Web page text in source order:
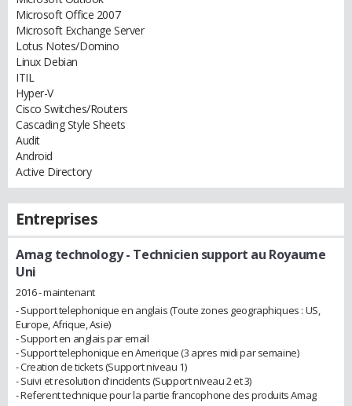
Microsoft Office 2007
Microsoft Exchange Server
Lotus Notes/Domino
Linux Debian
ITIL
Hyper-V
Cisco Switches/Routers
Cascading Style Sheets
Audit
Android
Active Directory
Entreprises
Amag technology- Technicien support au Royaume
Uni
2016 - maintenant
- Support telephonique en anglais (Toute zones geographiques : US,
Europe, Afrique, Asie)
- Support en anglais par email
- Support telephonique en Amerique (3 apres midi par semaine)
- Creation de tickets (Support niveau 1)
- Suivi et resolution d'incidents (Support niveau 2 et 3)
- Referent technique pour la partie francophone des produits Amag